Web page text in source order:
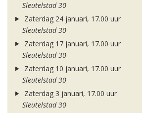
Sleutelstad 30
Zaterdag 24 januari, 17.00 uur
Sleutelstad 30
Zaterdag 17 januari, 17.00 uur
Sleutelstad 30
Zaterdag 10 januari, 17.00 uur
Sleutelstad 30
Zaterdag 3 januari, 17.00 uur
Sleutelstad 30